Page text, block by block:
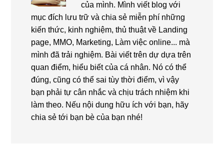
của mình. Mình viết blog với
mục đích lưu trữ và chia sẻ miễn phí những
kiến thức, kinh nghiệm, thủ thuật về Landing
page, MMO, Marketing, Làm việc online... mà
mình đã trải nghiệm. Bài viết trên dự dựa trên
quan điểm, hiểu biết của cá nhân. Nó có thể
đúng, cũng có thể sai tùy thời điểm, vì vậy
bạn phải tự cân nhắc và chịu trách nhiệm khi
làm theo. Nếu nội dung hữu ích với bạn, hãy
chia sẻ tới bạn bè của bạn nhé!